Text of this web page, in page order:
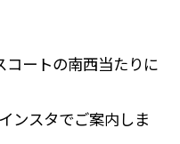
ートの南西当たりに
ンスタでご案内しま